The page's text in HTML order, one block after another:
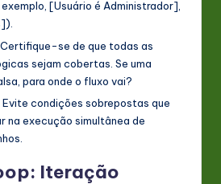
[Usuário é Administrador],
Certifique-se de que todas as
sejam cobertas. Se uma
para onde o fluxo vai?
Evite condições sobrepostas que
na execução simultânea de
Iteração